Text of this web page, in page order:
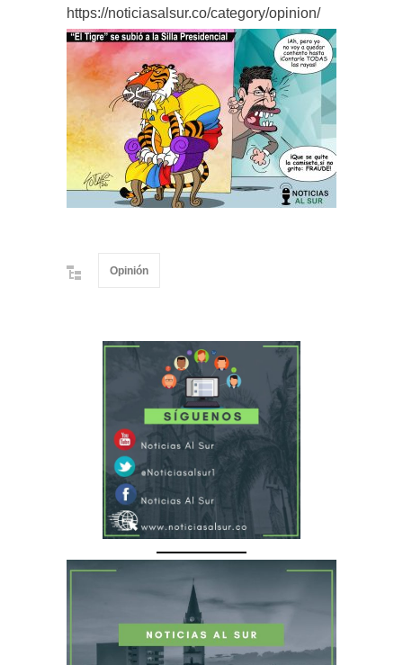
https://noticiasalsur.co/category/opinion/
Opinión